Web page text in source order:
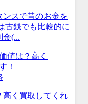
ンスで昔のお金を
古銭でも比較的に
金(...
高く買取してくれ